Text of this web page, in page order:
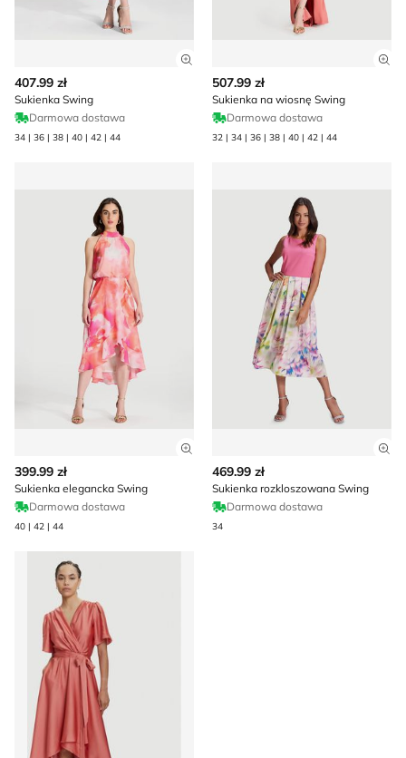
Zobacz szczegóły produktu
407.99 zł
Sukienka Swing
Darmowa dostawa
34 | 36 | 38 | 40 | 42 | 44
507.99 zł
Sukienka na wiosnę Swing
Darmowa dostawa
32 | 34 | 36 | 38 | 40 | 42 | 44
Zobacz szczegóły produktu
399.99 zł
Sukienka elegancka Swing
Darmowa dostawa
40 | 42 | 44
469.99 zł
Sukienka rozkloszowana Swing
Darmowa dostawa
34
Sukienka na wiosnę Swing